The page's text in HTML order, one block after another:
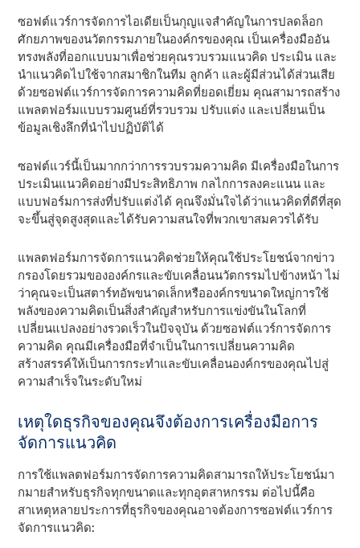
ซอฟต์แวร์การจัดการไอเดียเป็นกุญแจสําคัญในการปลดล็อก
ศักยภาพของนวัตกรรมภายในองค์กรของคุณ เป็นเครื่องมืออัน
ทรงพลังที่ออกแบบมาเพื่อช่วยคุณรวบรวมแนวคิด ประเมิน และ
นําแนวคิดไปใช้จากสมาชิกในทีม ลูกค้า และผู้มีส่วนได้ส่วนเสีย
ด้วยซอฟต์แวร์การจัดการความคิดที่ยอดเยี่ยม คุณสามารถสร้าง
แพลตฟอร์มแบบรวมศูนย์ที่รวบรวม ปรับแต่ง และเปลี่ยนเป็น
ข้อมูลเชิงลึกที่นําไปปฏิบัติได้
ซอฟต์แวร์นี้เป็นมากกว่าการรวบรวมความคิด มีเครื่องมือในการ
ประเมินแนวคิดอย่างมีประสิทธิภาพ กลไกการลงคะแนน และ
แบบฟอร์มการส่งที่ปรับแต่งได้ คุณจึงมั่นใจได้ว่าแนวคิดที่ดีที่สุด
จะขึ้นสู่จุดสูงสุดและได้รับความสนใจที่พวกเขาสมควรได้รับ
แพลตฟอร์มการจัดการแนวคิดช่วยให้คุณใช้ประโยชน์จากข่าว
กรองโดยรวมขององค์กรและขับเคลื่อนนวัตกรรมไปข้างหน้า ไม่
ว่าคุณจะเป็นสตาร์ทอัพขนาดเล็กหรือองค์กรขนาดใหญ่การใช้
พลังของความคิดเป็นสิ่งสําคัญสําหรับการแข่งขันในโลกที่
เปลี่ยนแปลงอย่างรวดเร็วในปัจจุบัน ด้วยซอฟต์แวร์การจัดการ
ความคิด คุณมีเครื่องมือที่จําเป็นในการเปลี่ยนความคิด
สร้างสรรค์ให้เป็นการกระทําและขับเคลื่อนองค์กรของคุณไปสู่
ความสําเร็จในระดับใหม่
เหตุใดธุรกิจของคุณจึงต้องการเครื่องมือการ
จัดการแนวคิด
การใช้แพลตฟอร์มการจัดการความคิดสามารถให้ประโยชน์มา
กมายสําหรับธุรกิจทุกขนาดและทุกอุตสาหกรรม ต่อไปนี้คือ
สาเหตุหลายประการที่ธุรกิจของคุณอาจต้องการซอฟต์แวร์การ
จัดการแนวคิด: